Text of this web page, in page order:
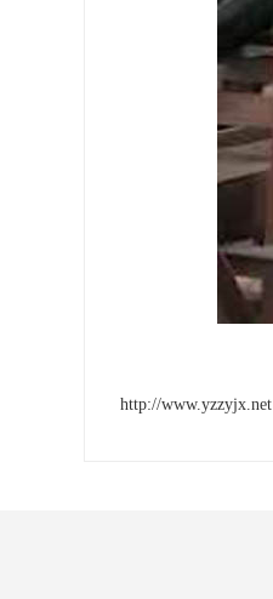
http://www.yzzyjx.net